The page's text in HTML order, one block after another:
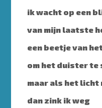
ik wacht op een
van mijn laatste
een beetje van
om het duister te
maar als het licht
dan zink ik weg